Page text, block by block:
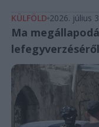
KÜLFÖLD 2026. július
Ma
lefegyverzéséről